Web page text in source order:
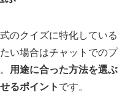
のクイズに特化している
い場合はチャットでのプ
用途に合った方法を選ぶ
るポイント です。